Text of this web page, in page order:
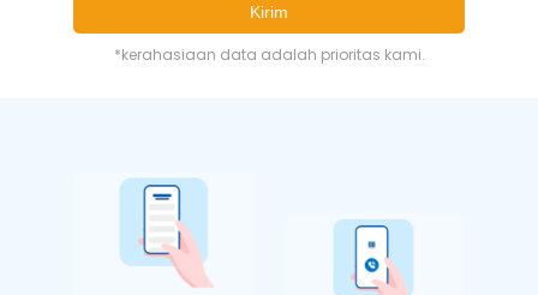
Kirim
*kerahasiaan data adalah prioritas kami.